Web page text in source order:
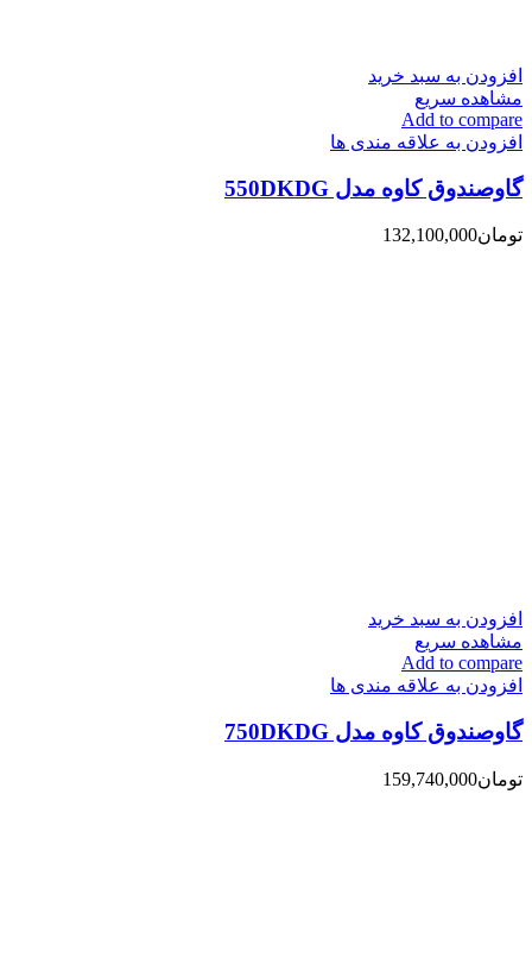
افزودن به سبد خرید
مشاهده سریع
Add to compare
افزودن به علاقه مندی ها
گاوصندوق کاوه مدل 550DKDG
تومان132,100,000
افزودن به سبد خرید
مشاهده سریع
Add to compare
افزودن به علاقه مندی ها
گاوصندوق کاوه مدل 750DKDG
تومان159,740,000